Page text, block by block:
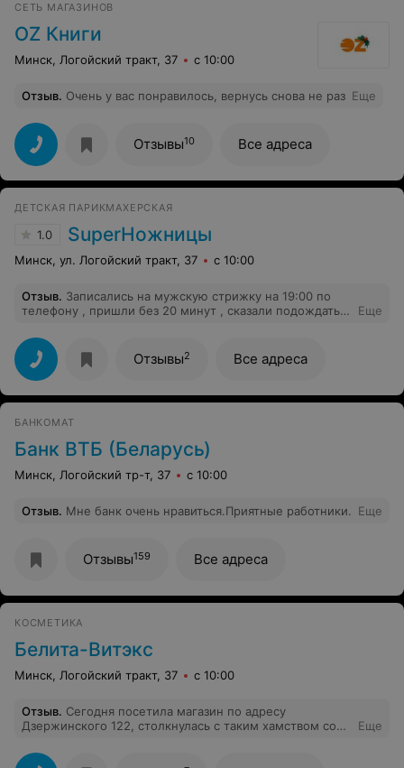
СЕТЬ МАГАЗИНОВ
OZ Книги
Минск, Логойский тракт, 37 с 10:00
Отзыв. Очень у вас понравилось, вернусь снова не раз Еще
Отзывы10 Все адреса
ДЕТСКАЯ ПАРИКМАХЕРСКАЯ
1.0 SuperНожницы
Минск, ул. Логойский тракт, 37 с 10:00
Отзыв. Записались на мужскую стрижку на 19:00 по
телефону , пришли без 20 минут , сказали подождать
погуляйте, мы взяли ребенка без очереди». С
маленьким ребенком на руках мы должны погулять
минут так 40. Отвратительное отношение к клиентам!
Попросили книгу жалоб и предложений , дали просто
тетрадь, не пронумерована не прошнурована , чисто
беспордонности персонала! Никому не рекомендую
данную парикмахерскую и никогда не вернусь! Фу
Еще
Отзывы2 Все адреса
БАНКОМАТ
Банк ВТБ (Беларусь)
Минск, Логойский тр-т, 37 с 10:00
Отзыв. Мне банк очень нравиться.Приятные работники. Еще
Отзывы159 Все адреса
КОСМЕТИКА
Белита-Витэкс
Минск, Логойский тракт, 37 с 10:00
Отзыв. Сегодня посетила магазин по адресу
Дзержинского 122, столкнулась с таким хамством со
только отбило у меня какое-то настроение перед
Еще